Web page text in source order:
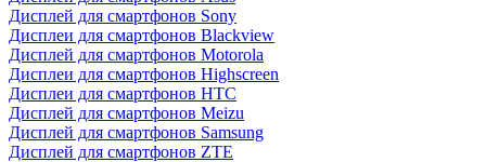
Дисплей для смартфонов Sony
Дисплеи для смартфонов Blackview
Дисплей для смартфонов Motorola
Дисплеи для смартфонов Highscreen
Дисплеи для смартфонов HTC
Дисплей для смартфонов Meizu
Дисплей для смартфонов Samsung
Дисплей для смартфонов ZTE